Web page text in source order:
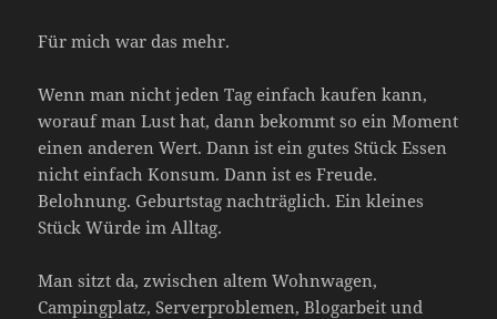
Für mich war das mehr.
Wenn man nicht jeden Tag einfach kaufen kann,
worauf man Lust hat, dann bekommt so ein Moment
einen anderen Wert. Dann ist ein gutes Stück Essen
nicht einfach Konsum. Dann ist es Freude.
Belohnung. Geburtstag nachträglich. Ein kleines
Stück Würde im Alltag.
Man sitzt da, zwischen altem Wohnwagen,
Campingplatz, Serverproblemen, Blogarbeit und